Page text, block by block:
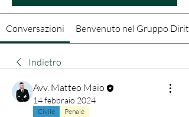
Conversazioni Benvenuto nel Gruppo
Indietro
Avv. Matteo Maio
14 febbraio 2024
Civile Penale